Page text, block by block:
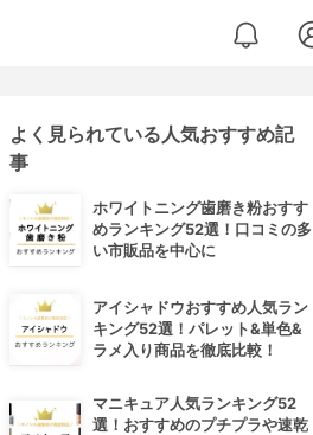
よく見られている人気おすすめ記
事
ホワイトニング歯磨き粉おすす
めランキング52選！口コミの多
い市販品を中心に
アイシャドウおすすめ人気ラン
キング52選！パレット&単色&
ラメ入り商品を徹底比較！
マニキュア人気ランキング52
選！おすすめのプチプラや速乾